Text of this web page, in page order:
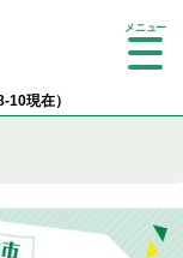
10現在）
Tog